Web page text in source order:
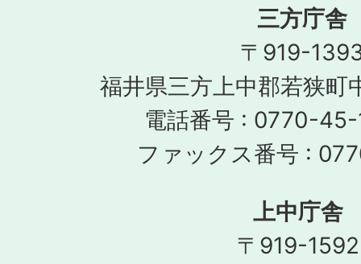
三方庁舎
〒919-
福井県三方上中郡若狭町
電話番号 : 0770-45-
ファックス番号 :
上中庁舎
〒919-1592